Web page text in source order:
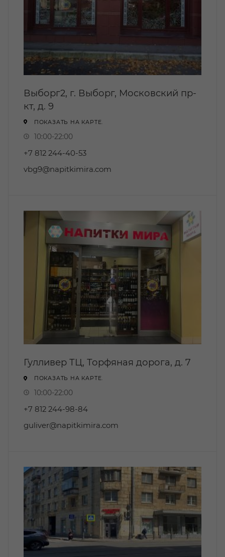
Выборг2, г. Выборг, Московский пр-
кт, д. 9
ПОКАЗАТЬ НА КАРТЕ.
10:00-22:00
+7 812 244-40-53
vbg9@napitkimira.com
Гулливер ТЦ, Торфяная дорога, д. 7
ПОКАЗАТЬ НА КАРТЕ.
10:00-22:00
+7 812 244-98-84
guliver@napitkimira.com